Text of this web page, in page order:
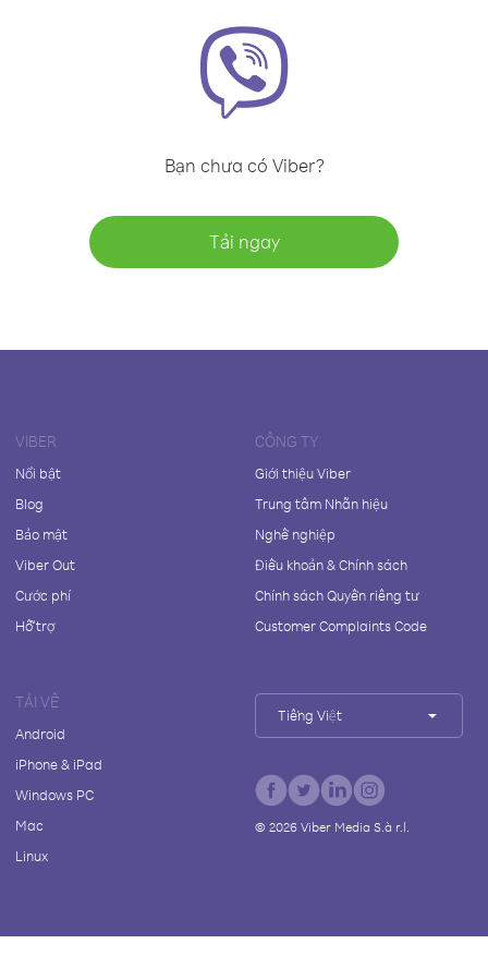
Bạn chưa có Viber?
Tải ngay
VIBER
Nổi bật
Blog
Bảo mật
Viber Out
Cước phí
Hỗ trợ
CÔNG TY
Giới thiệu Viber
Trung tâm Nhãn hiệu
Nghề nghiệp
Điều khoản & Chính sách
Chính sách Quyền riêng tư
Customer Complaints Code
TẢI VỀ
Android
iPhone & iPad
Windows PC
Mac
Linux
Tiếng Việt
© 2026Viber Media S.à r.l.